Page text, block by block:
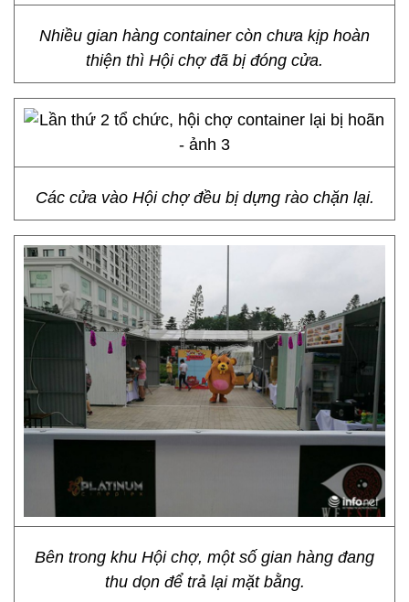
Nhiều gian hàng container còn chưa kịp hoàn
thiện thì Hội chợ đã bị đóng cửa.
Các cửa vào Hội chợ đều bị dựng rào chặn lại.
Bên trong khu Hội chợ, một số gian hàng đang
thu dọn để trả lại mặt bằng.